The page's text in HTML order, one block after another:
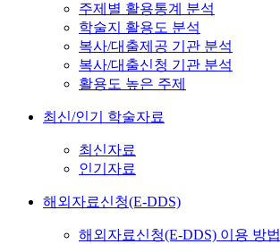
주제별 활용통계 분석
학술지 활용도 분석
복사/대출제공 기관 분석
복사/대출신청 기관 분석
활용도 높은 주제
최신/인기 학술자료
최신자료
인기자료
해외자료신청(E-DDS)
해외자료신청(E-DDS) 이용 방법